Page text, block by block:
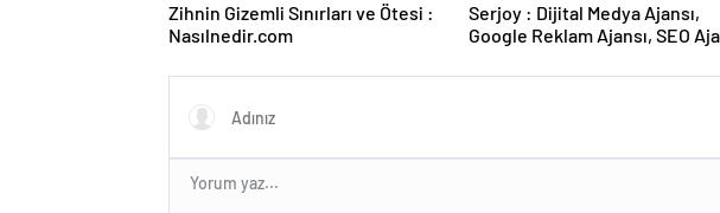
Zihnin Gizemli Sınırları ve Ötesi :
Nasılnedir.com
Serjoy : Dijital Medya Ajansı,
Google Reklam Ajansı, SEO